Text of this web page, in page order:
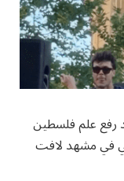
رفع علم فلسطين
في مشهد لافت